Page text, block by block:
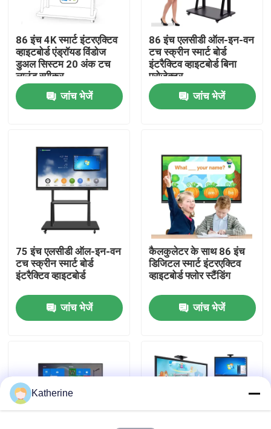
होम
वीडियो
हमारे बारे में
फैक्टरी यात्रा
गुणवत्ता नियंत्रण
हमसे संपर्क करें
एक बोली का अनुरोध
86 इंच 4K स्मार्ट इंटरएक्टिव
व्हाइटबोर्ड एंड्रॉयड विंडोज
डुअल सिस्टम 20 अंक टच
लाउंड स्पीकर
जांच भेजें
86 इंच एलसीडी ऑल-इन-वन
टच स्क्रीन स्मार्ट बोर्ड
इंटरैक्टिव व्हाइटबोर्ड बिना
प्रोजेक्टर
जांच भेजें
75 इंच एलसीडी ऑल-इन-वन
टच स्क्रीन स्मार्ट बोर्ड
इंटरैक्टिव व्हाइटबोर्ड
जांच भेजें
कैलकुलेटर के साथ 86 इंच
डिजिटल स्मार्ट इंटरएक्टिव
व्हाइटबोर्ड फ्लोर स्टैंडिंग
जांच भेजें
Katherine